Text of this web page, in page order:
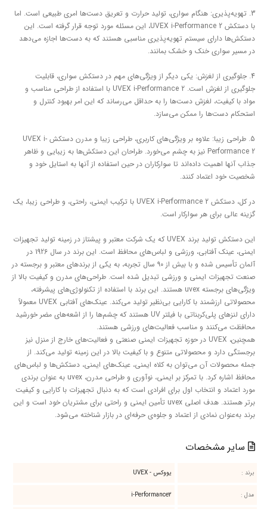
هنگام سواری، تولید حرارت و تعریق دست‌ها امری طبیعی است. اما
با دستکش UVEX i-Performance 2، این مسئله مورد توجه قرار گرفته است. این
سیستم تهویه‌پذیری مناسبی هستند که به دست‌ها اجازه می‌دهد
خنک و خشک بمانند.
لغزش: یکی دیگر از ویژگی‌های مهم در دستکش سواری، قابلیت
جلوگیری از لغزش است. UVEX i-Performance 2 با استفاده از طراحی مناسب و
لغزش دست‌ها را به حداقل می‌رساند که این امر بهبود کنترل و
را ممکن می‌سازد.
5. طراحی زیبا: علاوه بر ویژگی‌های کاربری، طراحی زیبا و مدرن دستکش UVEX i-
Performance 2 نیز به چشم می‌خورد. طراحان این دستکش‌ها به زیبایی و ظاهر
داده‌اند تا سوارکاران در حین استفاده از آنها به استایل خود و
کنند.
در کل، دستکش UVEX i-Performance 2 با ترکیب ایمنی، راحتی، و طراحی زیبا، یک
هر سوارکار است.
این دستکش تولید برند UVEX که یک شرکت معتبر و پیشتاز در زمینه تولید تجهیزات
ایمنی، عینک آفتابی، ورزشی و لباس‌های محافظ است. این برند در سال 1926 در
آلمان تأسیس شده و با بیش از ۹۰ سال تجربه، به یکی از برندهای معتبر و برجسته در
و ورزشی تبدیل شده است. طراحی‌های مدرن و کیفیت بالا از
ویژگی‌های برجسته uvex هستند. این برند با استفاده از تکنولوژی‌های پیشرفته،
محصولاتی ارزشمند با کارایی بی‌نظیر تولید می‌کند. عینک‌های آفتابی UVEX معمولاً
دارای لنزهای پلی‌کربناتی با فیلتر UV هستند که چشم‌ها را از اشعه‌های مضر خورشید
و مناسب فعالیت‌های ورزشی هستند.
همچنین، UVEX در حوزه تجهیزات ایمنی صنعتی و فعالیت‌های خارج از منزل نیز
متنوع و با کیفیت بالا در این زمینه تولید می‌کند. از
می‌توان به کلاه ایمنی، عینک‌های ایمنی، دستکش‌ها و لباس‌های
محافظ اشاره کرد. با تمرکز بر ایمنی، نوآوری و طراحی مدرن، uvex به عنوان برندی
اول برای افرادی است که به دنبال تجهیزات با کارایی و کیفیت
برتر هستند. هدف اصلی uvex تأمین ایمنی و راحتی برای مشتریان خود است و این
از اعتماد و جلوه‌ی حرفه‌ای در بازار شناخته می‌شود.